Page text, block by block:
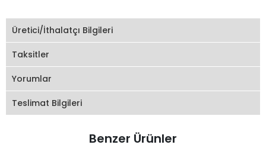
Üretici/İthalatçı Bilgileri
Taksitler
Yorumlar
Teslimat Bilgileri
Benzer Ürünler